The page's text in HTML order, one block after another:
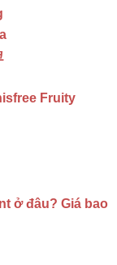
Fruity
ở đâu? Giá bao